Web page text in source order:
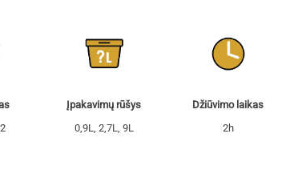
Įpakavimų rūšys
0,9L, 2,7L, 9L
Džiūvimo laikas
2h